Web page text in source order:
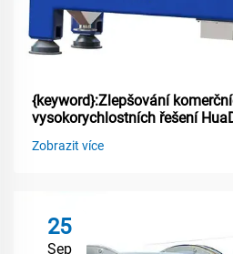
{keyword}:Zlepšování
vysokorychlostních řešení
Zobrazit více
25
Sep